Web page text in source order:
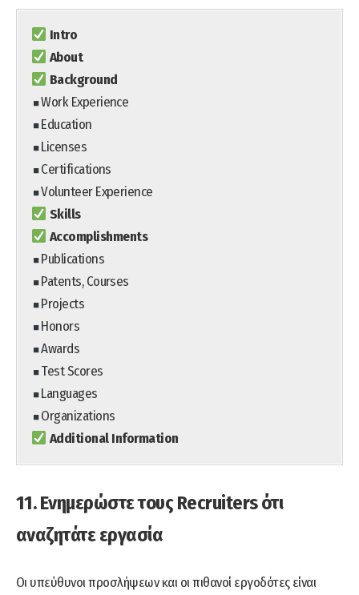
Intro
About
Background
Work Experience
Education
Licenses
Certifications
Volunteer Experience
Skills
Accomplishments
Publications
Patents, Courses
Projects
Honors
Awards
Test Scores
Languages
Organizations
Additional Information
11. Ενημερώστε τους Recruiters ότι
αναζητάτε εργασία
Οι υπεύθυνοι προσλήψεων και οι πιθανοί εργοδότες είναι